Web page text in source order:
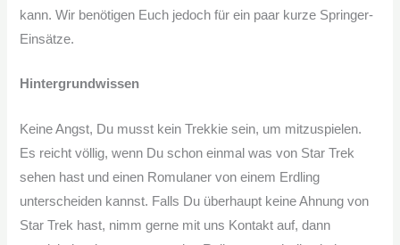
kann. Wir benötigen Euch jedoch für ein paar kurze Springer-
Einsätze.
Hintergrundwissen
Keine Angst, Du musst kein Trekkie sein, um mitzuspielen.
Es reicht völlig, wenn Du schon einmal was von Star Trek
sehen hast und einen Romulaner von einem Erdling
unterscheiden kannst. Falls Du überhaupt keine Ahnung von
Star Trek hast, nimm gerne mit uns Kontakt auf, dann